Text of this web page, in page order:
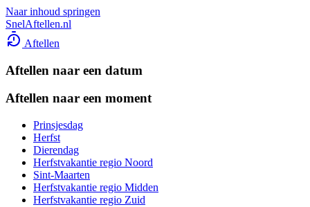
Naar inhoud springen
SnelAftellen.nl
Aftellen
Aftellen naar een datum
Aftellen naar een moment
Prinsjesdag
Herfst
Dierendag
Herfstvakantie regio Noord
Sint-Maarten
Herfstvakantie regio Midden
Herfstvakantie regio Zuid